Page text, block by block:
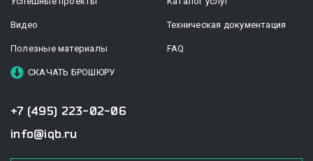
Видео
Полезные материалы
СКАЧАТЬ БРОШЮРУ
Техническая документация
FAQ
+7 (495) 223-02-06
info@iqb.ru